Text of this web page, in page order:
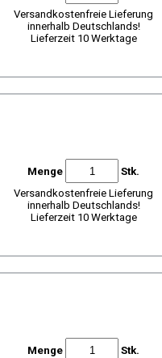
Versandkostenfreie Lieferung
innerhalb Deutschlands!
Lieferzeit 10 Werktage
Menge
Stk.
Versandkostenfreie Lieferung
innerhalb Deutschlands!
Lieferzeit 10 Werktage
Menge
Stk.